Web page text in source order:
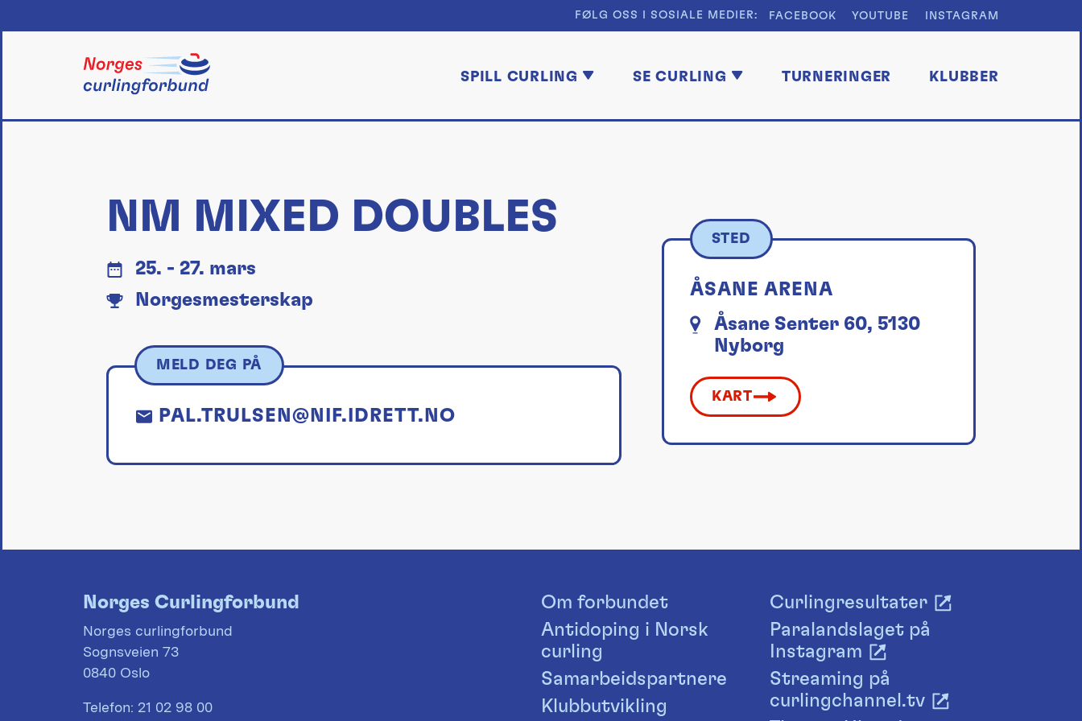
FØLG OSS I SOSIALE MEDIER: FACEBOOK YOUTUBE INSTAGRAM
SPILL CURLING SE CURLING TURNERINGER KLUBBER
NM MIXED DOUBLES
25. - 27. mars
Norgesmesterskap
STED
ÅSANE ARENA
Åsane Senter 60, 5130
Nyborg
KART
MELD DEG PÅ
PAL.TRULSEN@NIF.IDRETT.NO
Norges Curlingforbund
Norges curlingforbund
Sognsveien 73
0840 Oslo
Telefon: 21 02 98 00
Om forbundet
Antidoping i Norsk
curling
Samarbeidspartnere
Klubbutvikling
Curlingresultater
Paralandslaget på
Instagram
Streaming på
curlingchannel.tv